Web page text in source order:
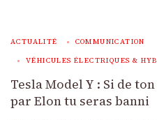
ACTUALITÉ COMMUNICATION
VÉHICULES ÉLECTRIQUES &
Tesla Model Y : Si de
par Elon tu seras banni